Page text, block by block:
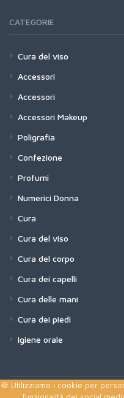
CATEGORIE
Cura del viso
Accessori
Accessori
Accessori Makeup
Poligrafia
Confezione
Profumi
Numerici Donna
Cura
Cura del viso
Cura del corpo
Cura dei capelli
Cura delle mani
Cura dei piedi
Igiene orale
🍪 Utilizziamo i cookie per